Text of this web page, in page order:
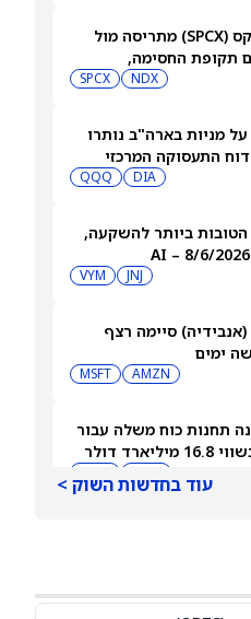
מניית ספייס אקס (SPCX) מתריסה מול
תקופת החסימה,
NDX
SPCX
על מניות בארה"ב נותרו
התעסוקה המרכזי
DIA
QQQ
הטובות ביותר להשקעה,
JNJ
VYM
(אנבידיה) סיימה רצף
ימים
AMZN
MSFT
תחנות כוח משלה עבור
דולר
עוד בחדשות השוק >